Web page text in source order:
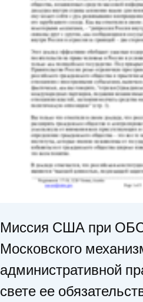
Миссия США при
Московского
административной
свете ее